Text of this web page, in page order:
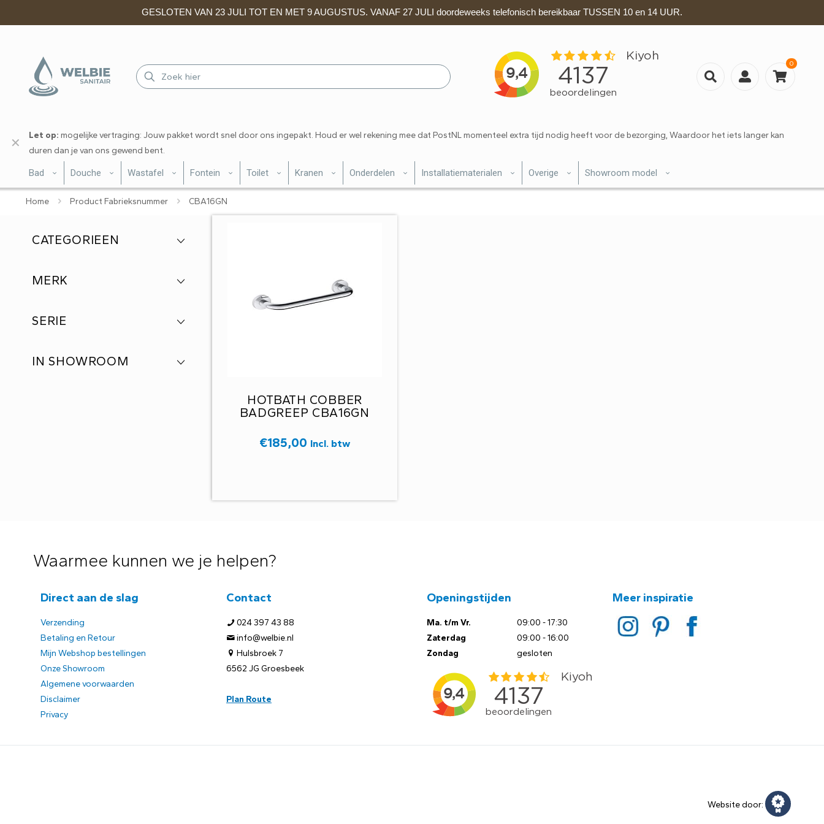
GESLOTEN VAN 23 JULI TOT EN MET 9 AUGUSTUS. VANAF 27 JULI doordeweeks telefonisch bereikbaar TUSSEN 10 en 14 UUR.
0
Let op: mogelijke vertraging: Jouw pakket wordt snel door ons ingepakt. Houd er wel rekening mee dat PostNL momenteel extra tijd nodig heeft voor de bezorging, Waardoor het iets langer kan
duren dan je van ons gewend bent.
✕
Bad Douche Wastafel Fontein Toilet Kranen Onderdelen Installatiematerialen Overige Showroom model
Home Product Fabrieksnummer CBA16GN
HOTBATH COBBER
BADGREEP CBA16GN
€185,00 Incl. btw
CATEGORIEEN
MERK
SERIE
IN SHOWROOM
Waarmee kunnen we je helpen?
Direct aan de slag
Verzending
Betaling en Retour
Mijn Webshop bestellingen
Onze Showroom
Algemene voorwaarden
Disclaimer
Privacy
Contact
024 397 43 88
info@welbie.nl
Hulsbroek 7
6562 JG Groesbeek
Plan Route
Openingstijden
Ma. t/m Vr.
Zaterdag
Zondag
09:00 - 17:30
09:00 - 16:00
gesloten
Meer inspiratie
Website door: